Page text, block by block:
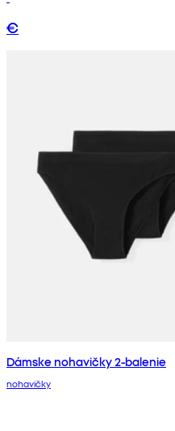
€
Dámske nohavičky 2-balenie
nohavičky